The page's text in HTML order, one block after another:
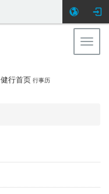
健行首页 行事历